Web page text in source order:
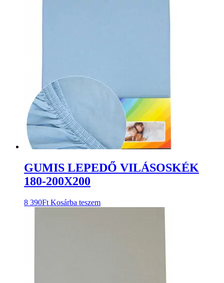
GUMIS LEPEDŐ VILÁSOSKÉK
180-200X200
8 390Ft Kosárba teszem